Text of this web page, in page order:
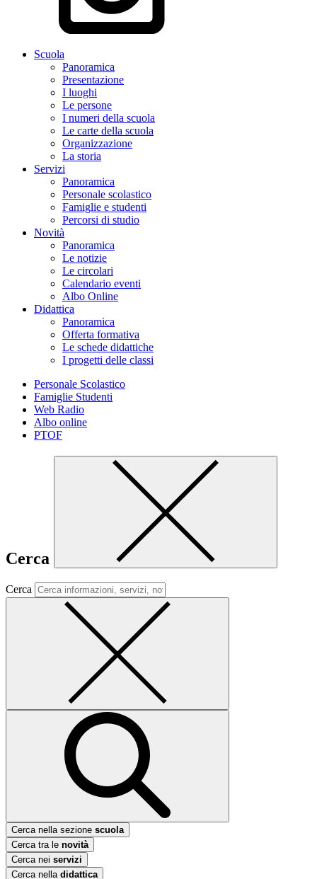
Scuola
Panoramica
Presentazione
I luoghi
Le persone
I numeri della scuola
Le carte della scuola
Organizzazione
La storia
Servizi
Panoramica
Personale scolastico
Famiglie e studenti
Percorsi di studio
Novità
Panoramica
Le notizie
Le circolari
Calendario eventi
Albo Online
Didattica
Panoramica
Offerta formativa
Le schede didattiche
I progetti delle classi
Personale Scolastico
Famiglie Studenti
Web Radio
Albo online
PTOF
Cerca
Cerca
Cerca nella sezione scuola
Cerca tra le novità
Cerca nei servizi
Cerca nella didattica